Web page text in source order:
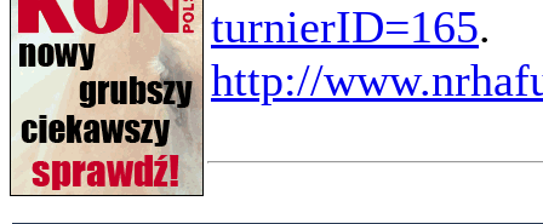
turnierID=165.
http://